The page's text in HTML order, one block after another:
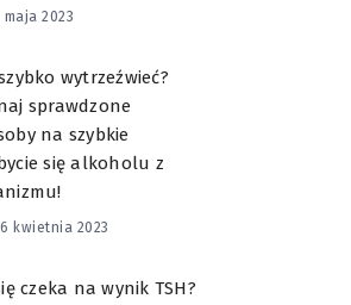
maja 2023
wytrzeźwieć?
sprawdzone
na szybkie
się alkoholu z
kwietnia 2023
czeka na wynik TSH?